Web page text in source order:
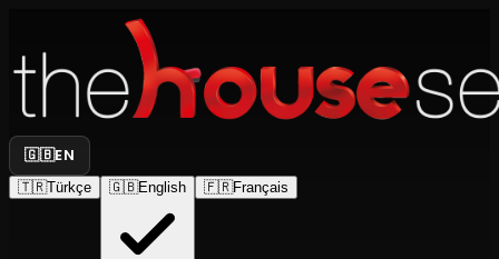
🇬🇧EN
🇹🇷Türkçe 🇬🇧English 🇫🇷Français